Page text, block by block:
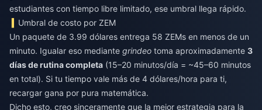
estudiantes con tiempo libre limitado, ese umbral llega rápido.
Umbral de costo por ZEM
Un paquete de 3.99 dólares entrega 58 ZEMs en menos de un
minuto. Igualar eso mediante grindeo toma aproximadamente 3
días de rutina completa (15–20 minutos/día = ~45–60 minutos
en total). Si tu tiempo vale más de 4 dólares/hora para ti,
recargar gana por pura matemática.
Dicho esto, creo sinceramente que la mejor estrategia para la